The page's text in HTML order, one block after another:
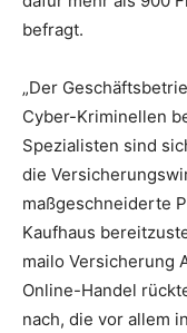
befragt.
„Der
Cyber-Kriminellen
Spezialisten sind
die
maßgeschneiderte
Kaufhaus
mailo Versicherung
Online-Handel
nach, die vor allem